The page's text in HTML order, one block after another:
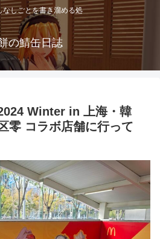
なしごとを書き溜める処
の鯖缶日誌
Winter in 上海・韓
零 コラボ店舗に行って